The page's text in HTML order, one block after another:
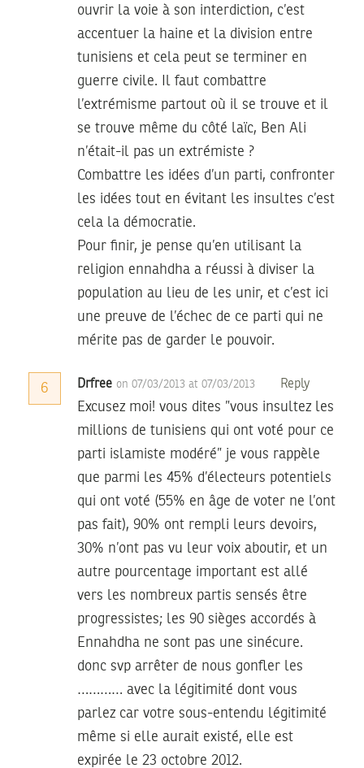
ouvrir la voie à son interdiction, c’est
accentuer la haine et la division entre
tunisiens et cela peut se terminer en
guerre civile. Il faut combattre
l’extrémisme partout où il se trouve et il
se trouve même du côté laïc, Ben Ali
n’était-il pas un extrémiste ?
Combattre les idées d’un parti, confronter
les idées tout en évitant les insultes c’est
cela la démocratie.
Pour finir, je pense qu’en utilisant la
religion ennahdha a réussi à diviser la
population au lieu de les unir, et c’est ici
une preuve de l’échec de ce parti qui ne
mérite pas de garder le pouvoir.
6 Drfree on 07/03/2013 at 07/03/2013 Reply
Excusez moi! vous dites ”vous insultez les
millions de tunisiens qui ont voté pour ce
parti islamiste modéré” je vous rappèle
que parmi les 45% d’électeurs potentiels
qui ont voté (55% en âge de voter ne l’ont
pas fait), 90% ont rempli leurs devoirs,
30% n’ont pas vu leur voix aboutir, et un
autre pourcentage important est allé
vers les nombreux partis sensés être
progressistes; les 90 sièges accordés à
Ennahdha ne sont pas une sinécure.
donc svp arrêter de nous gonfler les
………… avec la légitimité dont vous
parlez car votre sous-entendu légitimité
même si elle aurait existé, elle est
expirée le 23 octobre 2012.